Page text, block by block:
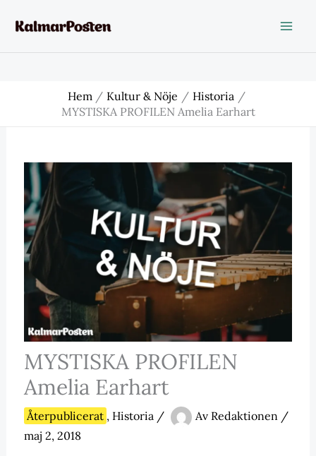
Hem Kultur & Nöje
Historia
MYSTISKA PROFILEN Amelia Earhart
MYSTISKA PROFILEN
Amelia Earhart
Återpublicerat , Historia/ Av Redaktionen /
maj 2, 2018